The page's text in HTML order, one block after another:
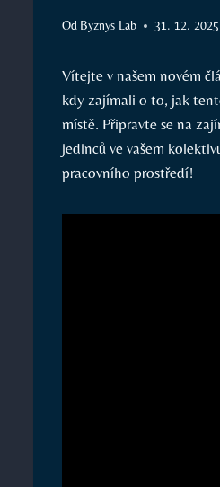
Od Byznys Lab 31. 12. 2025
Vítejte v našem novém
kdy zajímali o to, jak
místě. Připravte se na
jedinců ve vašem
pracovního prostředí!